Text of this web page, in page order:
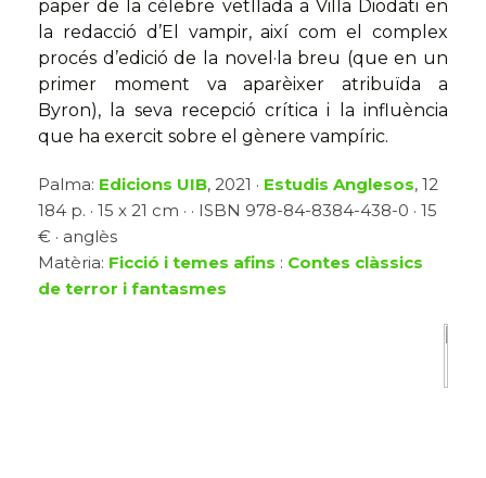
paper de la cèlebre vetllada a Villa Diodati en
la redacció d’El vampir, així com el complex
procés d’edició de la novel·la breu (que en un
primer moment va aparèixer atribuïda a
Byron), la seva recepció crítica i la influència
que ha exercit sobre el gènere vampíric.
Palma: Edicions UIB, 2021 · Estudis Anglesos, 12
184 p. · 15 x 21 cm · · ISBN 978-84-8384-438-0 · 15
€ · anglès
Matèria: Ficció i temes afins : Contes clàssics
de terror i fantasmes